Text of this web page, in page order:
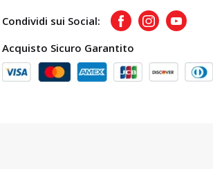
Condividi sui Social: FacebookInstagramYoutube
Acquisto Sicuro Garantito